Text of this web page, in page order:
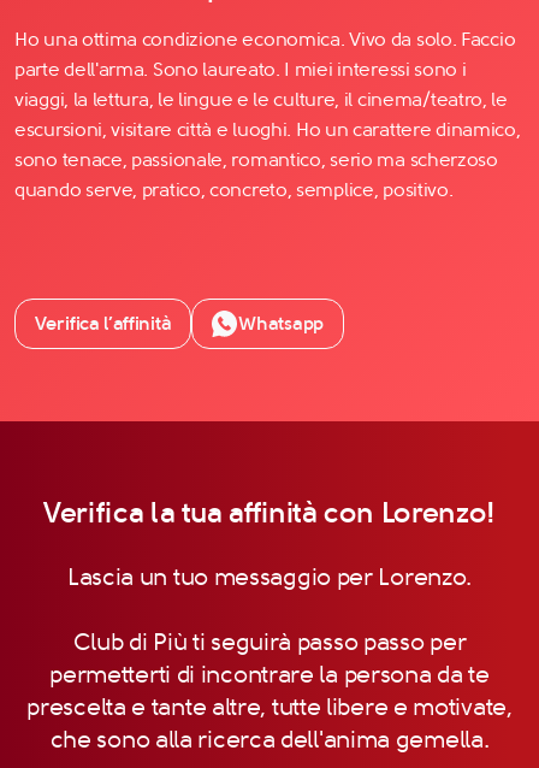
Ho una ottima condizione economica. Vivo da solo. Faccio
parte dell'arma. Sono laureato. I miei interessi sono i
viaggi, la lettura, le lingue e le culture, il cinema/teatro, le
escursioni, visitare città e luoghi. Ho un carattere dinamico,
sono tenace, passionale, romantico, serio ma scherzoso
quando serve, pratico, concreto, semplice, positivo.
Verifica l’affinità Whatsapp
Verifica la tua affinità con Lorenzo!
Lascia un tuo messaggio per Lorenzo.
Club di Più ti seguirà passo passo per
permetterti di incontrare la persona da te
prescelta e tante altre, tutte libere e motivate,
che sono alla ricerca dell'anima gemella.